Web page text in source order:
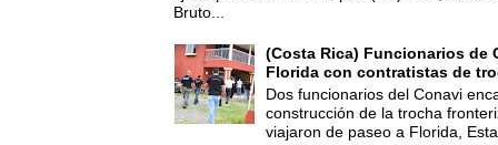
Bruto...
(Costa Rica) Funcionarios de
Florida con contratistas de
Dos funcionarios del Conavi
construcción de la trocha
viajaron de paseo a Florida,